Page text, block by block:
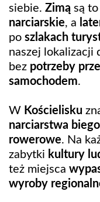
siebie. Zimą są to
narciarskie, a
po szlakach
naszej lokalizacji
bez potrzeby
samochodem.
W Kościelisku
narciarstwa
rowerowe. Na
zabytki kultury
też miejsca
wyroby